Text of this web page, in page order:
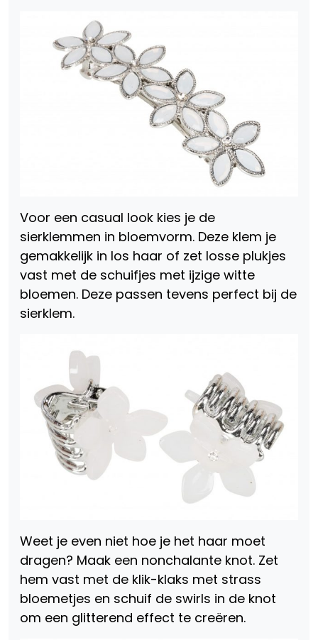
Voor een casual look kies je de
sierklemmen in bloemvorm. Deze klem je
gemakkelijk in los haar of zet losse plukjes
vast met de schuifjes met ijzige witte
bloemen. Deze passen tevens perfect bij de
sierklem.
Weet je even niet hoe je het haar moet
dragen? Maak een nonchalante knot. Zet
hem vast met de klik-klaks met strass
bloemetjes en schuif de swirls in de knot
om een glitterend effect te creëren.